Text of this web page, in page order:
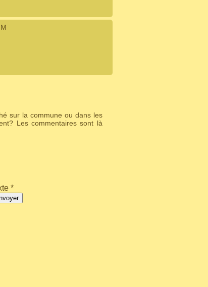
sur la commune ou dans les
Les commentaires sont là
*